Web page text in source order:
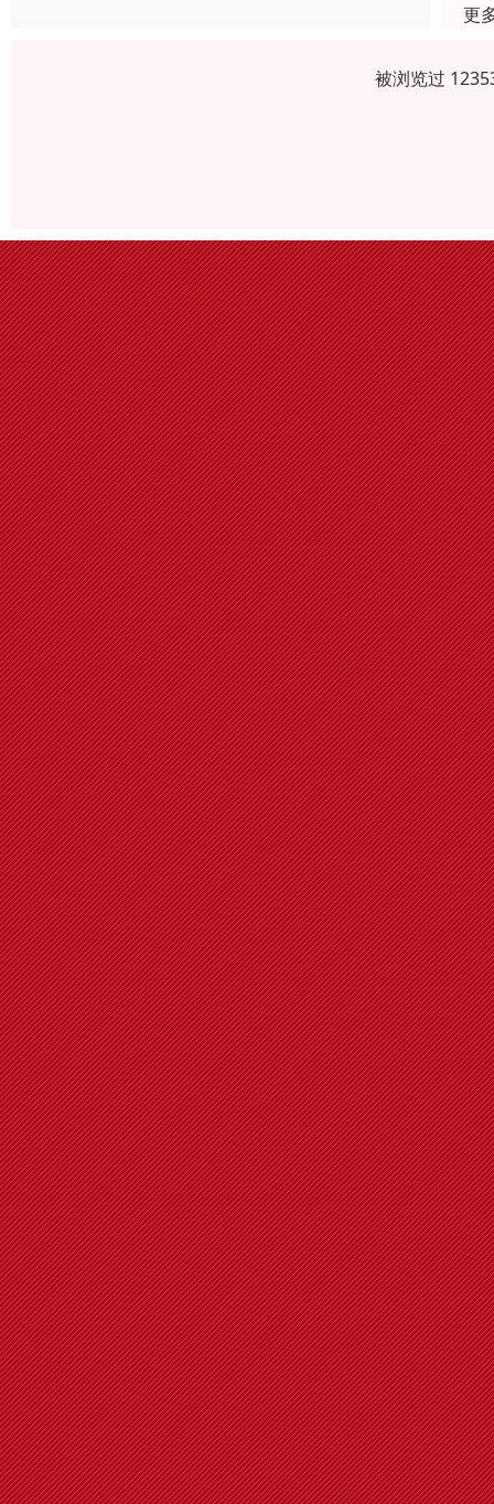
更
被浏览过